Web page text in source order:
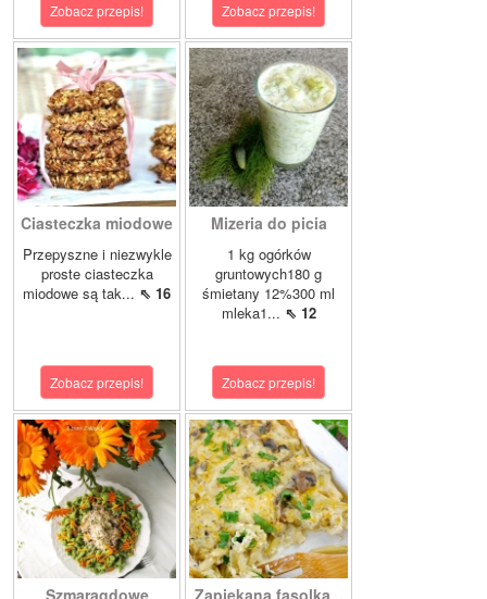
Zobacz przepis! Zobacz przepis!
Ciasteczka miodowe
Przepyszne i niezwykle
proste ciasteczka
miodowe są tak... ⇖ 16
Zobacz przepis!
Mizeria do picia
1 kg ogórków
gruntowych180 g
śmietany 12%300 ml
mleka1... ⇖ 12
Zobacz przepis!